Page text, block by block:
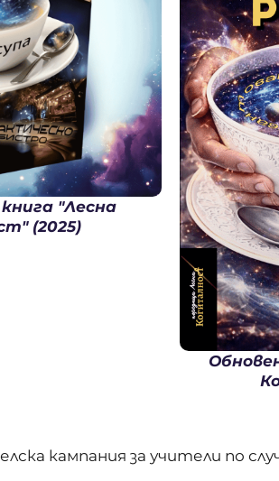
"Лесна
(2025)
кампания за учители по